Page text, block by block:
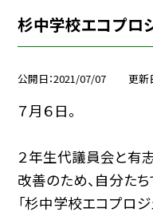
杉中学校エコプロ
公開日 2021/07/07 更新
７月６日。
２年生代議員会と有
改善のため、自分た
「杉中学校エコプロジ